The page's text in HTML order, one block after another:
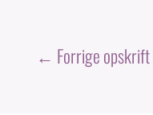
e e l
← Forrige opskrift